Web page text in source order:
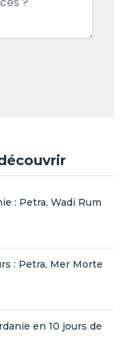
: Petra, Wadi Rum
: Petra, Mer Morte
en 10 jours de